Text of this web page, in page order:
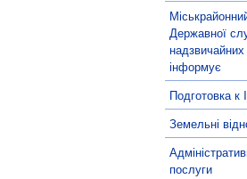
Державної
надзвичайних
інформує
Подготовка к
Земельні
послуги